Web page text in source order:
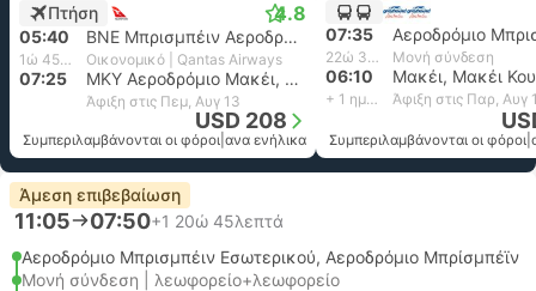
Πτήση
4.8
05:40 BNE Μπρισμπέιν Αεροδρόμιο
1ώ 45λεπτά Οικονομικό | Qantas Airways
07:25 MKY Αεροδρόμιο Μακέι, Μακέι Κουίνσλαντ
Άφιξη στις Πεμ, Αυγ 13
USD 208
Συμπεριλαμβάνονται οι φόροι ανα ενήλικα
07:35
22ώ 35λεπτά Μονή σύνδεση
06:10 Μακέι, Μακέι
+ 1 ημέρα Άφιξη στις Παρ, Αυγ
Συμπεριλαμβάνονται οι φόροι
Άμεση επιβεβαίωση
11:05 07:50+1 20ώ 45λεπτά
Αεροδρόμιο Μπρισμπέιν Εσωτερικού, Αεροδρόμιο Μπρίσμπέϊν
Μονή σύνδεση | λεωφορείο+λεωφορείο